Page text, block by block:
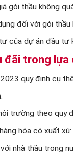
gói thầu không
đối với gói
của dự án đầu tư
đãi trong
quy định cụ
trường theo quy
hóa có xuất
nhà thầu trong